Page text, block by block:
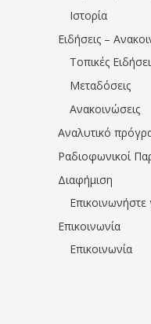
Ιστορία
Ειδήσεις –
Τοπικές
Μεταδόσεις
Ανακοινώσεις
Αναλυτικό
Ραδιοφωνικοί
Διαφήμιση
Επικοινωνήστε
Επικοινωνία
Επικοινωνία